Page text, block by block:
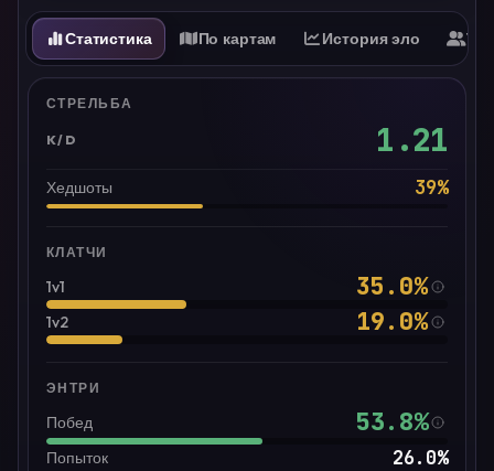
Статистика По картам История эло
СТРЕЛЬБА
K/D 1.21
Хедшоты 39%
КЛАТЧИ
1v1 35.0%
1v2 19.0%
ЭНТРИ
Побед 53.8%
Попыток 26.0%